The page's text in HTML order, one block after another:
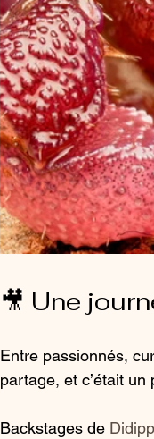
🎥 Une
Entre passionnés,
partage, et c’était
Backstages de